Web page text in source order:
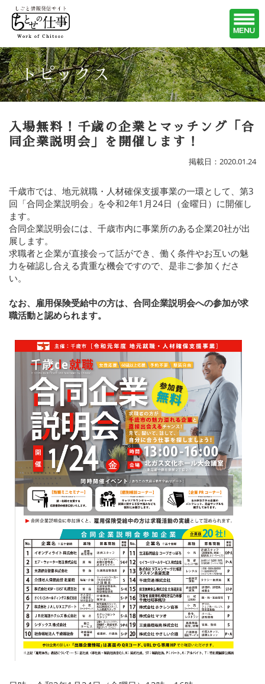
トピックス
入場無料！千歳の企業とマッチング「合
同企業説明会」を開催します！
掲載日：2020.01.24
千歳市では、地元就職・人材確保支援事業の一環として、第3
回「合同企業説明会」を令和2年1月24日（金曜日）に開催し
ます。
合同企業説明会には、千歳市内に事業所のある企業20社が出
展します。
求職者と企業が直接会って話ができ、働く条件やお互いの魅
力を確認し合える貴重な機会ですので、是非ご参加くださ
い。
なお、雇用保険受給中の方は、合同企業説明会への参加が求
職活動と認められます。